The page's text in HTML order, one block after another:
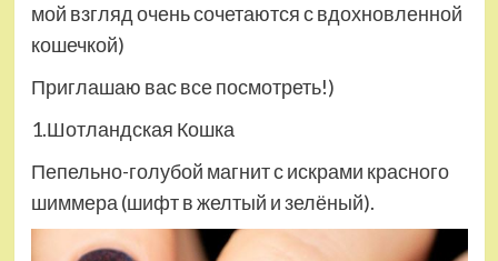
мой взгляд очень сочетаются с вдохновленной
кошечкой)
Приглашаю вас все посмотреть!)
1.Шотландская Кошка
Пепельно-голубой магнит с искрами красного
шиммера (шифт в желтый и зелёный).